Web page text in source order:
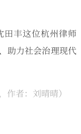
田丰这位杭州律师
助力社会治理现代
作者：刘晴晴）